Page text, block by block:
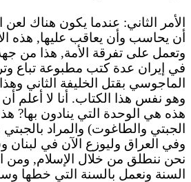
الأمر الثاني: عندما يكون هناك لعن
أن يحاسب وأن يعاقب عليها, هذه
وتعمل على تفرقة الأمة, هذا من
في إيران عدة كتب مطبوعة تباع وتروج
الماجوسي بقتل الخليفة الثاني
وهو نفس هذا الكتاب. أنا لا أعلم
هذه هي الوحدة التي ينادون بها?
الجبتي والطاغوت) والمراد بالجبتي
وفي العراق وليوزع الآن في لبنان
نحن ننطلق من خلال الإسلام, ومن
السنة ونعمل بالسنة التي خطها